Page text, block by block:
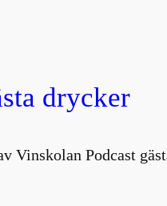
drycker
Vinskolan Podcast